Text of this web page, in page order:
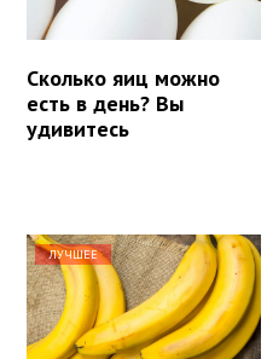
Сколько яиц можно
есть в день? Вы
удивитесь
ЛУЧШЕЕ